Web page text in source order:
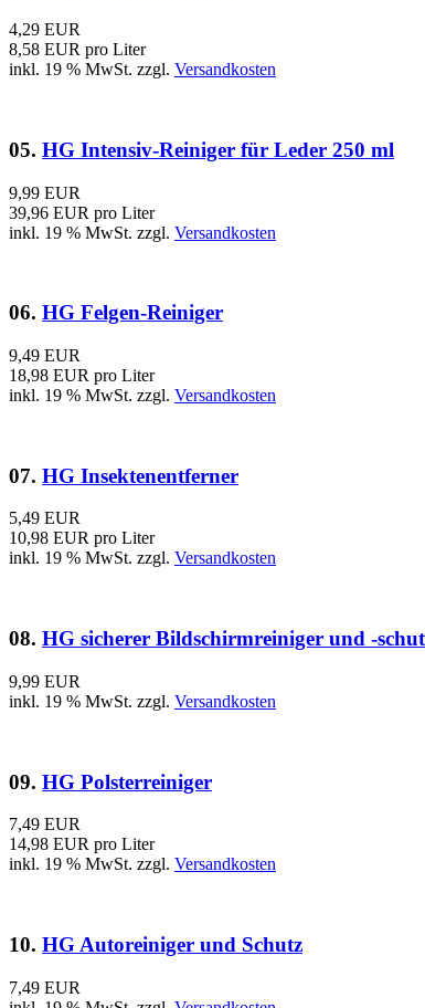
4,29 EUR
8,58 EUR pro Liter
inkl. 19 % MwSt. zzgl. Versandkosten
05. HG Intensiv-Reiniger für Leder 250 ml
9,99 EUR
39,96 EUR pro Liter
inkl. 19 % MwSt. zzgl. Versandkosten
06. HG Felgen-Reiniger
9,49 EUR
18,98 EUR pro Liter
inkl. 19 % MwSt. zzgl. Versandkosten
07. HG Insektenentferner
5,49 EUR
10,98 EUR pro Liter
inkl. 19 % MwSt. zzgl. Versandkosten
08. HG sicherer Bildschirmreiniger und -
9,99 EUR
inkl. 19 % MwSt. zzgl. Versandkosten
09. HG Polsterreiniger
7,49 EUR
14,98 EUR pro Liter
inkl. 19 % MwSt. zzgl. Versandkosten
10. HG Autoreiniger und Schutz
7,49 EUR